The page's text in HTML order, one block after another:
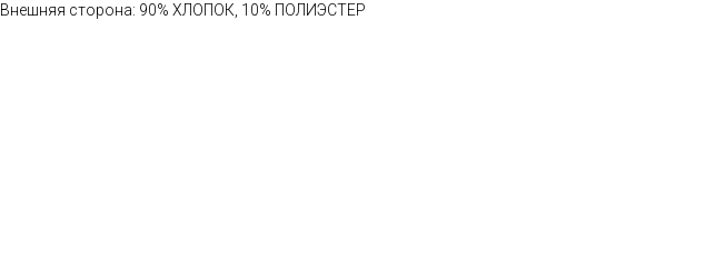
Внешняя сторона: 90% ХЛОПОК, 10% ПОЛИЭСТЕР